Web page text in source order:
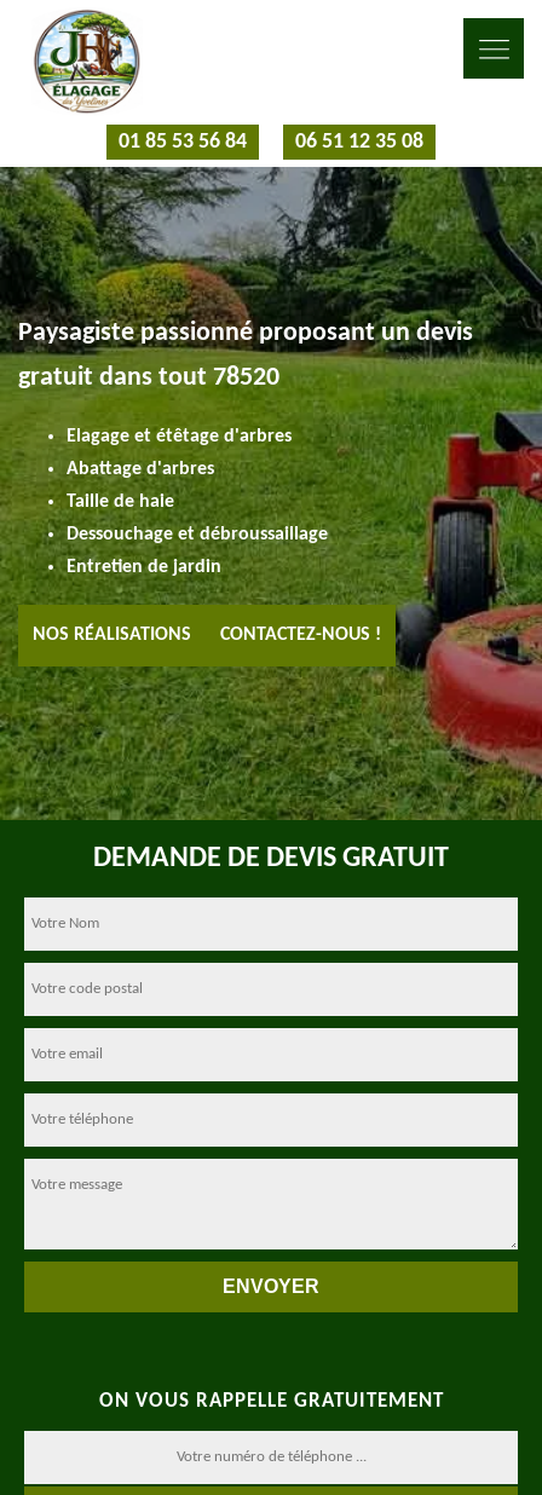
01 85 53 56 84 06 51 12 35 08
Paysagiste passionné proposant un devis
gratuit dans tout 78520
Elagage et étêtage d'arbres
Abattage d'arbres
Taille de haie
Dessouchage et débroussaillage
Entretien de jardin
NOS RÉALISATIONS CONTACTEZ-NOUS !
DEMANDE DE DEVIS GRATUIT
ON VOUS RAPPELLE GRATUITEMENT